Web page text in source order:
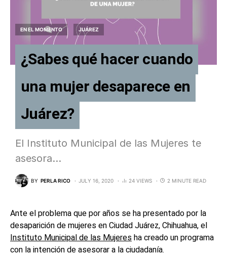
EN EL MOMENTO JUÁREZ
¿Sabes qué hacer cuando
una mujer desaparece en
Juárez?
El Instituto Municipal de las Mujeres te
asesora…
BY PERLA RICO JULY 16, 2020 24 VIEWS 2 MINUTE READ
Ante el problema que por años se ha presentado por la
desaparición de mujeres en Ciudad Juárez, Chihuahua, el
Instituto Municipal de las Mujeresha creado un programa
con la intención de asesorar a la ciudadanía.